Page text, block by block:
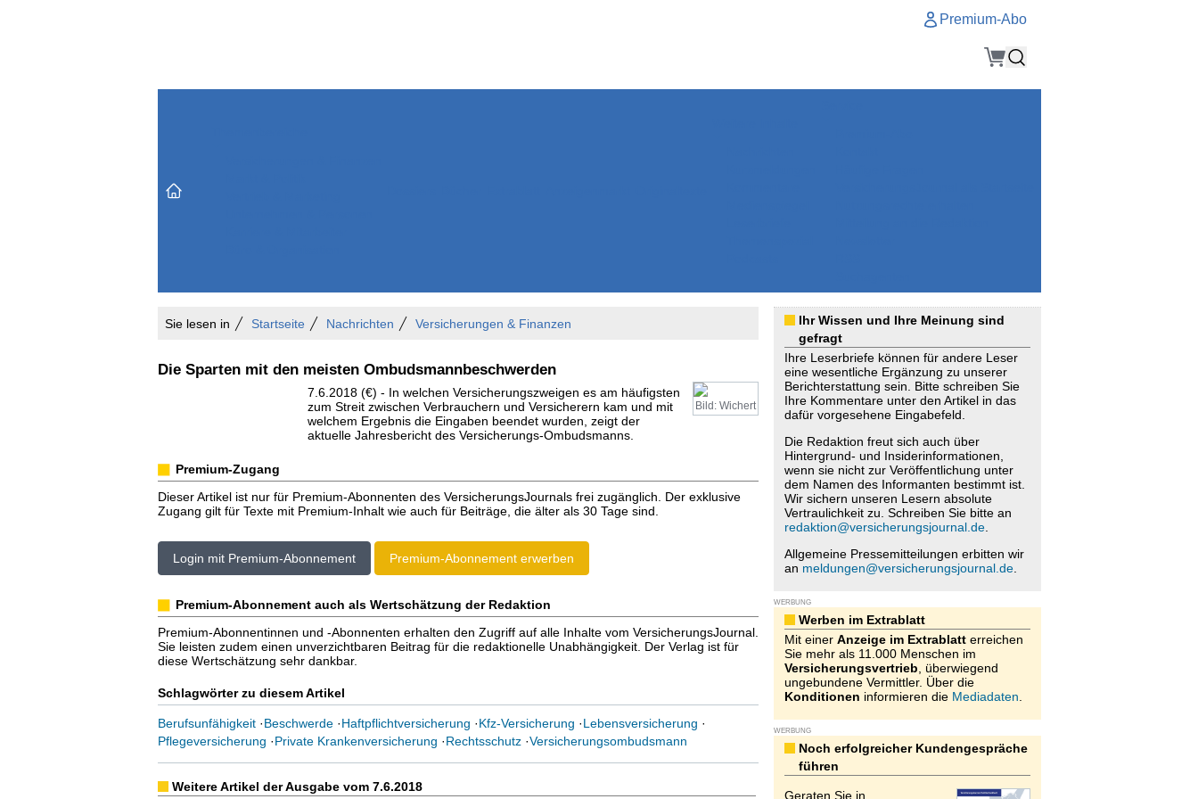
Premium-Abo
Sie lesen in Startseite Nachrichten Versicherungen & Finanzen
Die Sparten mit den meisten Ombudsmannbeschwerden
Bild: Wichert
7.6.2018 (€) - In welchen Versicherungszweigen es am häufigsten
zum Streit zwischen Verbrauchern und Versicherern kam und mit
welchem Ergebnis die Eingaben beendet wurden, zeigt der
aktuelle Jahresbericht des Versicherungs-Ombudsmanns.
Premium-Zugang
Dieser Artikel ist nur für Premium-Abonnenten des VersicherungsJournals frei zugänglich. Der exklusive
Zugang gilt für Texte mit Premium-Inhalt wie auch für Beiträge, die älter als 30 Tage sind.
Login mit Premium-Abonnement Premium-Abonnement erwerben
Premium-Abonnement auch als Wertschätzung der Redaktion
Premium-Abonnentinnen und -Abonnenten erhalten den Zugriff auf alle Inhalte vom VersicherungsJournal.
Sie leisten zudem einen unverzichtbaren Beitrag für die redaktionelle Unabhängigkeit. Der Verlag ist für
diese Wertschätzung sehr dankbar.
Schlagwörter zu diesem Artikel
Berufsunfähigkeit·Beschwerde·Haftpflichtversicherung ·Kfz-Versicherung ·Lebensversicherung ·
Pflegeversicherung ·Private Krankenversicherung ·Rechtsschutz·Versicherungsombudsmann
Weitere Artikel der Ausgabe vom 7.6.2018
Ihr Wissen und Ihre Meinung sind
gefragt
Ihre Leserbriefe können für andere Leser
eine wesentliche Ergänzung zu unserer
Berichterstattung sein. Bitte schreiben Sie
Ihre Kommentare unter den Artikel in das
dafür vorgesehene Eingabefeld.
Die Redaktion freut sich auch über
Hintergrund- und Insiderinformationen,
wenn sie nicht zur Veröffentlichung unter
dem Namen des Informanten bestimmt ist.
Wir sichern unseren Lesern absolute
Vertraulichkeit zu. Schreiben Sie bitte an
redaktion@versicherungsjournal.de.
Allgemeine Pressemitteilungen erbitten wir
an meldungen@versicherungsjournal.de.
WERBUNG
Werben im Extrablatt
Mit einer Anzeige im Extrablatterreichen
Sie mehr als 11.000 Menschen im
Versicherungsvertrieb , überwiegend
ungebundene Vermittler. Über die
Konditionen informieren die Mediadaten
WERBUNG
Noch erfolgreicher Kundengespräche
führen
Geraten Sie in